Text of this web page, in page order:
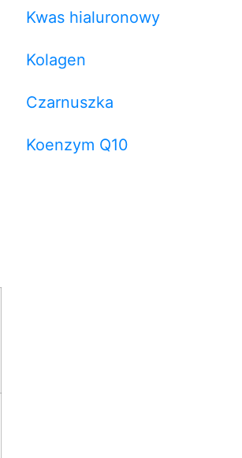
Kwas hialuronowy
Kolagen
Czarnuszka
Koenzym Q10